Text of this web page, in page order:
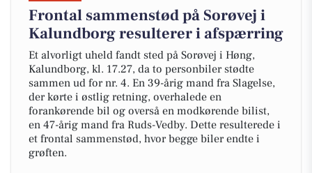
Frontal sammenstød på Sorøvej i
Kalundborg resulterer i afspærring
Et alvorligt uheld fandt sted på Sorøvej i Høng,
Kalundborg, kl. 17.27, da to personbiler stødte
sammen ud for nr. 4. En 39-årig mand fra Slagelse,
der kørte i østlig retning, overhalede en
forankørende bil og overså en modkørende bilist,
en 47-årig mand fra Ruds-Vedby. Dette resulterede i
et frontal sammenstød, hvor begge biler endte i
grøften.